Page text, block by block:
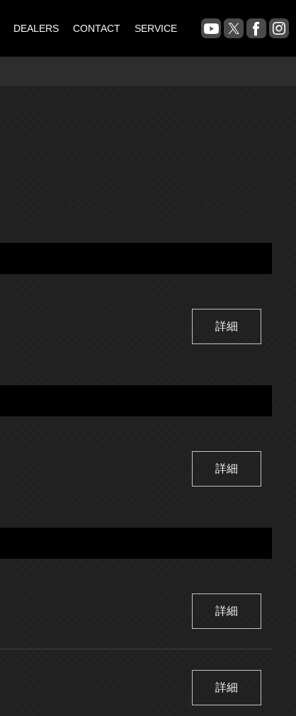
DEALERS CONTACT SERVICE
詳細
詳細
詳細
詳細